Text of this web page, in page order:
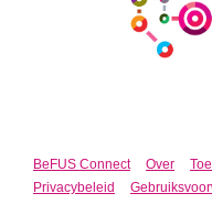
BeFUS Connect Over
Privacybeleid